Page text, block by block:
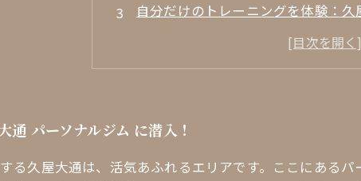
自分だけのトレーニングを体験：
トレーナーとの出会い：私のパーソ
心と体を鍛える： 久屋大通 パーソ
成果を実感！ 久屋大通 パーソナルジ
通 パーソナルジム に潜入！
る久屋大通は、活気あふれるエリアです。ここにある